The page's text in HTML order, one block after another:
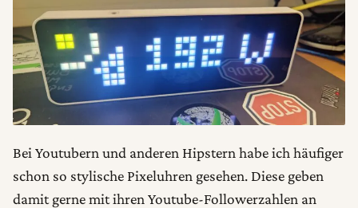
Bei Youtubern und anderen Hipstern habe ich häufiger
schon so stylische Pixeluhren gesehen. Diese geben
damit gerne mit ihren Youtube-Followerzahlen an